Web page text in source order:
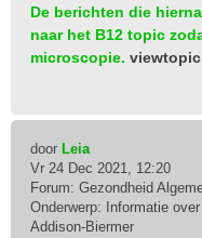
De berichten die
naar het B12 topic
microscopie.
door Leia
Vr 24 Dec 2021, 12:20
Forum: Gezondheid
Onderwerp: Informatie
Addison-Biermer